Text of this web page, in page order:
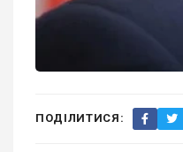
ПОДІЛИТИСЯ: